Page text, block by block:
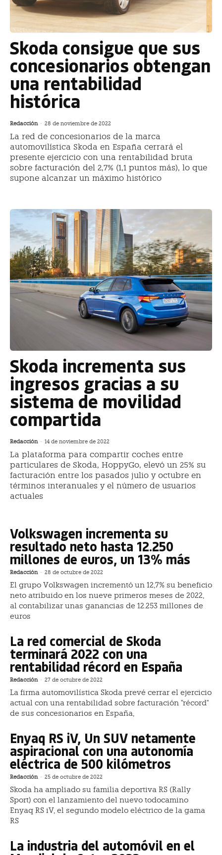
Skoda consigue que sus
concesionarios obtengan
una rentabilidad
histórica
Redacción - 28 de noviembre de 2022
La red de concesionarios de la marca
automovilística Skoda en España cerrará el
presente ejercicio con una rentabilidad bruta
sobre facturación del 2,7% (1,1 puntos más), lo que
supone alcanzar un máximo histórico
Skoda incrementa sus
ingresos gracias a su
sistema de movilidad
compartida
Redacción - 14 de noviembre de 2022
La plataforma para compartir coches entre
particulares de Skoda, HoppyGo, elevó un 25% su
facturación entre los pasados julio y octubre en
términos interanuales y el número de usuarios
actuales
Volkswagen incrementa su
resultado neto hasta 12.250
millones de euros, un 13% más
Redacción - 28 de octubre de 2022
El grupo Volkswagen incrementó un 12,7% su beneficio
neto atribuido en los nueve primeros meses de 2022,
al contabilizar unas ganancias de 12.253 millones de
euros
La red comercial de Skoda
terminará 2022 con una
rentabilidad récord en España
Redacción - 27 de octubre de 2022
La firma automovilística Skoda prevé cerrar el ejercicio
actual con una rentabilidad sobre facturación "récord"
de sus concesionarios en España,
Enyaq RS iV, Un SUV netamente
aspiracional con una autonomía
eléctrica de 500 kilómetros
Redacción - 25 de octubre de 2022
Skoda ha ampliado su familia deportiva RS (Rally
Sport) con el lanzamiento del nuevo todocamino
Enyaq RS iV, el segundo modelo eléctrico de la gama
RS
La industria del automóvil en el